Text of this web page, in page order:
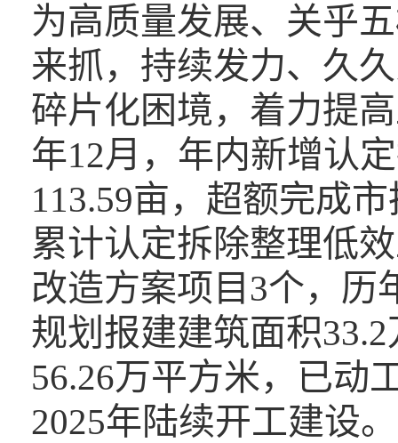
为高质量发展、关乎
来抓，持续发力、久
碎片化困境，着力提
年12月，年内新增认
113.59亩，超额完成
累计认定拆除整理低
改造方案项目3个，历
规划报建建筑面积
56.26万平方米，已动
2025年陆续开工建设。